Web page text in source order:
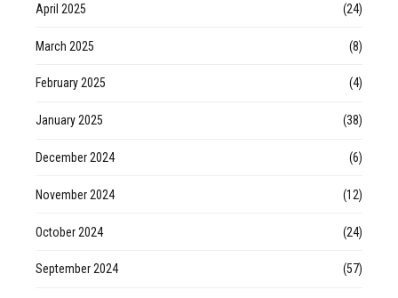
April 2025 (24)
March 2025 (8)
February 2025 (4)
January 2025 (38)
December 2024 (6)
November 2024 (12)
October 2024 (24)
September 2024 (57)